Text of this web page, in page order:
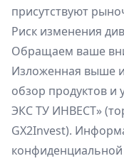
присутствуют
Риск изменения
Обращаем ваше
Изложенная выше
обзор продуктов и
ЭКС ТУ ИНВЕСТ»
GX2Invest).